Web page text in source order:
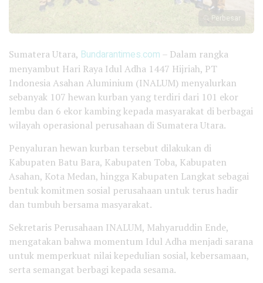
Perbesar
Sumatera Utara, Bundarantimes.com – Dalam rangka
menyambut Hari Raya Idul Adha 1447 Hijriah, PT
Indonesia Asahan Aluminium (INALUM) menyalurkan
sebanyak 107 hewan kurban yang terdiri dari 101 ekor
lembu dan 6 ekor kambing kepada masyarakat di berbagai
wilayah operasional perusahaan di Sumatera Utara.
Penyaluran hewan kurban tersebut dilakukan di
Kabupaten Batu Bara, Kabupaten Toba, Kabupaten
Asahan, Kota Medan, hingga Kabupaten Langkat sebagai
bentuk komitmen sosial perusahaan untuk terus hadir
dan tumbuh bersama masyarakat.
Sekretaris Perusahaan INALUM, Mahyaruddin Ende,
mengatakan bahwa momentum Idul Adha menjadi sarana
untuk memperkuat nilai kepedulian sosial, kebersamaan,
serta semangat berbagi kepada sesama.